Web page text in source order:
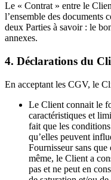
Le « Contrat » entre le
l’ensemble des documents
deux Parties à savoir : le
annexes.
4. Déclarations du
En acceptant les CGV, le
Le Client connait le
caractéristiques et
fait que les
qu’elles peuvent
Fournisseur sans
même, le Client a
pas et ne peut en